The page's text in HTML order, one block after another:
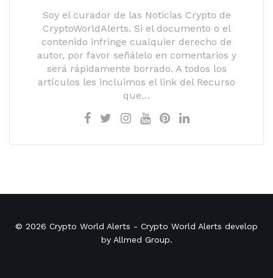
Soy el curador de las Noticias Crypto de
CryptoWorldAlerts. Si el documento o el
contenido infringe cualquier derecho de
autor, por favor señálelo en comentarios y
será rápidamente borrado. A todos los
artículos les incluimos el link del Recurso
que…
© 2026 Crypto World Alerts - Crypto World Alerts develop
by Allmed Group.